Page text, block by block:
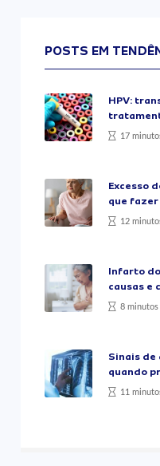
POSTS EM
HPV:
17
Excesso
que
12
Infarto
causas e
8 minutos
Sinais de
quando
11